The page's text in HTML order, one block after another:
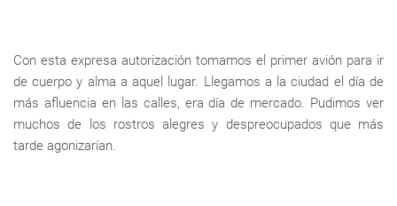
Con esta expresa autorización tomamos el primer avión para ir
de cuerpo y alma a aquel lugar. Llegamos a la ciudad el día de
más afluencia en las calles, era día de mercado. Pudimos ver
muchos de los rostros alegres y despreocupados que más
tarde agonizarían.